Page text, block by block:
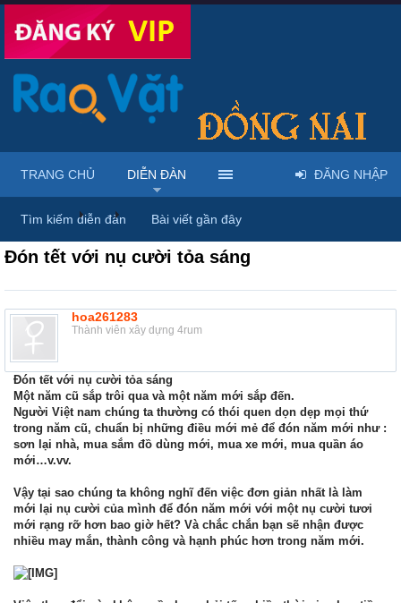
Diễn đàn ... Rao vặt tổng hợp - Uy tín - Miễn phí
Đón tết với nụ cười tỏa sáng
hoa261283
Thành viên xây dựng 4rum
Đón tết với nụ cười tỏa sáng
Một năm cũ sắp trôi qua và một năm mới sắp đến.
Người Việt nam chúng ta thường có thói quen dọn dẹp mọi thứ
trong năm cũ, chuẩn bị những điều mới mẻ để đón năm mới như :
sơn lại nhà, mua sắm đồ dùng mới, mua xe mới, mua quần áo
mới…v.vv.
Vậy tại sao chúng ta không nghĩ đến việc đơn giản nhất là làm
mới lại nụ cười của mình để đón năm mới với một nụ cười tươi
mới rạng rỡ hơn bao giờ hết? Và chắc chắn bạn sẽ nhận được
nhiều may mắn, thành công và hạnh phúc hơn trong năm mới.
TRANG CHỦ DIỄN ĐÀN
Tìm kiếm diễn đàn Bài viết gần đây
ĐĂNG NHẬP